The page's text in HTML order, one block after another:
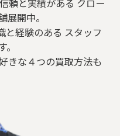
展開中。
と経験のある スタッフ
きな４つの買取方法も